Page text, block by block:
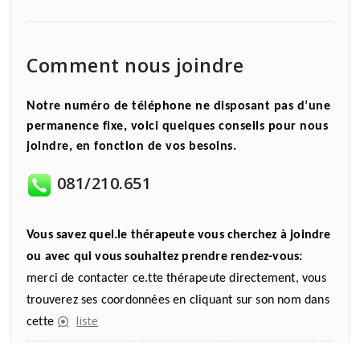
Comment nous joindre
Notre numéro de téléphone ne disposant pas d’une
permanence fixe, voici quelques conseils pour nous
joindre, en fonction de vos besoins.
081/210.651
Vous savez quel.le thérapeute vous cherchez à joindre
ou avec qui vous souhaitez prendre rendez-vous:
merci de contacter ce.tte thérapeute directement, vous
trouverez ses coordonnées en cliquant sur son nom dans
cette
liste